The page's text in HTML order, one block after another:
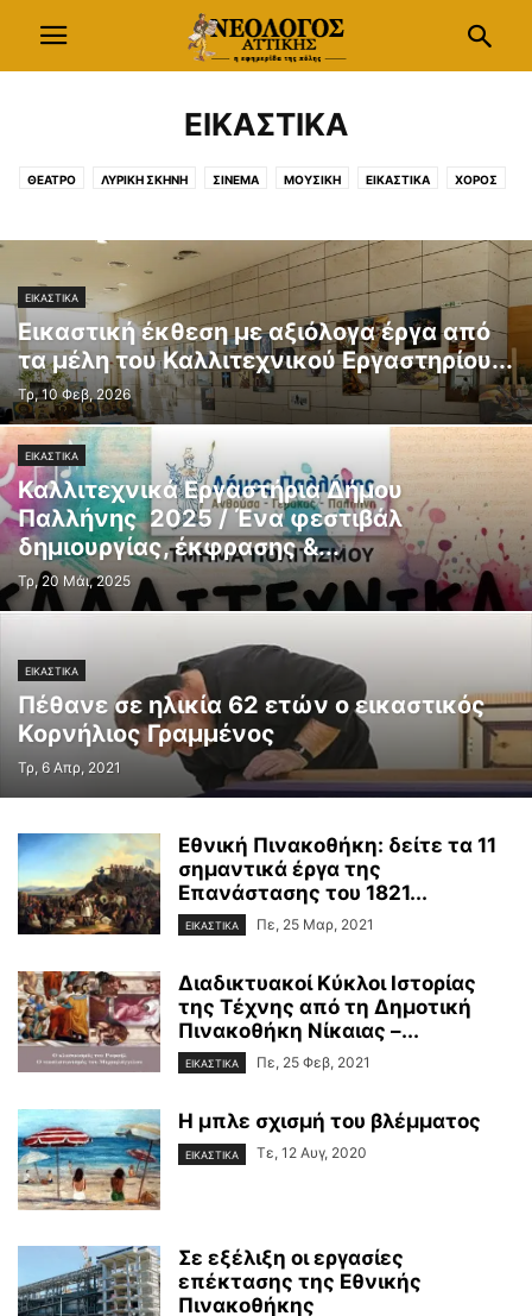
ΕΙΚΑΣΤΙΚΑ
ΘΕΑΤΡΟ ΛΥΡΙΚΗ ΣΚΗΝΗ ΣΙΝΕΜΑ ΜΟΥΣΙΚΗ ΕΙΚΑΣΤΙΚΑ ΧΟΡΟΣ
ΣΥΝΕΝΤΕΥΞΕΙΣ ΤΕΧΝΕΣ
ΕΙΚΑΣΤΙΚΑ
Εικαστική έκθεση με αξιόλογα έργα από
τα μέλη του Καλλιτεχνικού Εργαστηρίου...
Τρ, 10 Φεβ, 2026
ΕΙΚΑΣΤΙΚΑ
Καλλιτεχνικά Εργαστήρια Δήμου
Παλλήνης 2025 / Ένα φεστιβάλ
δημιουργίας, έκφρασης &...
Τρ, 20 Μάι, 2025
ΕΙΚΑΣΤΙΚΑ
Πέθανε σε ηλικία 62 ετών ο εικαστικός
Κορνήλιος Γραμμένος
Τρ, 6 Απρ, 2021
Εθνική Πινακοθήκη: δείτε τα 11
σημαντικά έργα της
Επανάστασης του 1821...
ΕΙΚΑΣΤΙΚΑ Πε, 25 Μαρ, 2021
Διαδικτυακοί Κύκλοι Ιστορίας
της Τέχνης από τη Δημοτική
Πινακοθήκη Νίκαιας –...
ΕΙΚΑΣΤΙΚΑ Πε, 25 Φεβ, 2021
Η μπλε σχισμή του βλέμματος
ΕΙΚΑΣΤΙΚΑ Τε, 12 Αυγ, 2020
Σε εξέλιξη οι εργασίες
επέκτασης της Εθνικής
Πινακοθήκης